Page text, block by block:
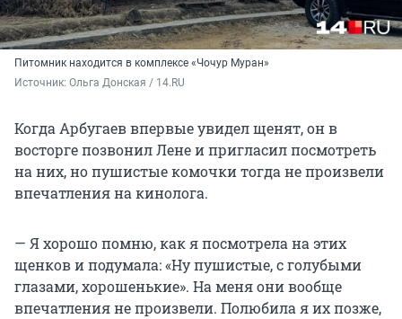
Питомник находится в комплексе «Чочур Муран»
Источник: Ольга Донская / 14.RU
Когда Арбугаев впервые увидел щенят, он в
восторге позвонил Лене и пригласил посмотреть
на них, но пушистые комочки тогда не произвели
впечатления на кинолога.
— Я хорошо помню, как я посмотрела на этих
щенков и подумала: «Ну пушистые, с голубыми
глазами, хорошенькие». На меня они вообще
впечатления не произвели. Полюбила я их позже,